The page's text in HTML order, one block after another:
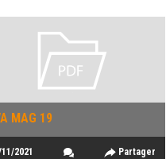
MAG 19
2021 Partager